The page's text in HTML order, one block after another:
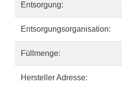
Entsorgung:
Entsorgungsorganisation:
Füllmenge:
Hersteller Adresse: